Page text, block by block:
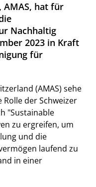
AMAS, hat für
Nachhaltig
2023 in Kraft
für
(AMAS) sehe
der Schweizer
"Sustainable
zu ergreifen, um
und die
laufend zu
in einer